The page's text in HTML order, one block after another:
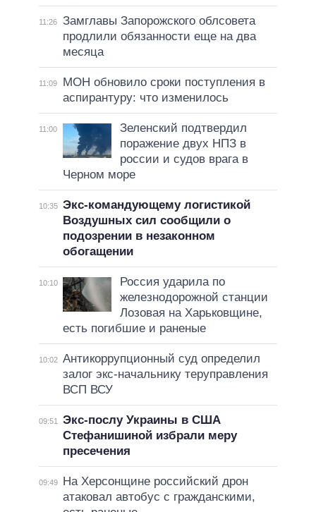
11:26
Замглавы Запорожского облсовета
продлили обязанности еще на два
месяца
11:09
МОН обновило сроки поступления в
аспирантуру: что изменилось
11:00
Зеленский подтвердил
поражение двух НПЗ в
россии и судов врага в
Черном море
10:35 Экс-командующему логистикой
Воздушных сил сообщили о
подозрении в незаконном
обогащении
10:10
Россия ударила по
железнодорожной станции
Лозовая на Харьковщине,
есть погибшие и раненые
10:02 Антикоррупционный суд определил
залог экс-начальнику теруправления
ВСП ВСУ
09:51
Экс-послу Украины в США
Стефанишиной избрали меру
пресечения
09:49
На Херсонщине российский дрон
атаковал автобус с гражданскими,